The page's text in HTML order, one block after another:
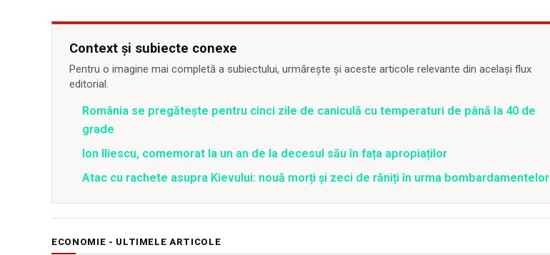
Context și subiecte conexe
Pentru o imagine mai completă a subiectului, urmărește și aceste articole relevante din același flux
editorial.
România se pregătește pentru cinci zile de caniculă cu temperaturi de până la 40 de
grade
Ion Iliescu, comemorat la un an de la decesul său în fața apropiaților
Atac cu rachete asupra Kievului: nouă morți și zeci de răniți în urma bombardamentelor
ECONOMIE - ULTIMELE ARTICOLE